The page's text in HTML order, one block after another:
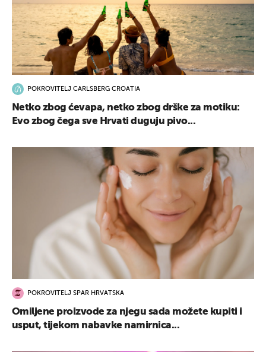
POKROVITELJ CARLSBERG CROATIA
Netko zbog ćevapa, netko zbog drške za motiku:
Evo zbog čega sve Hrvati duguju pivo...
POKROVITELJ SPAR HRVATSKA
Omiljene proizvode za njegu sada možete kupiti i
usput, tijekom nabavke namirnica...